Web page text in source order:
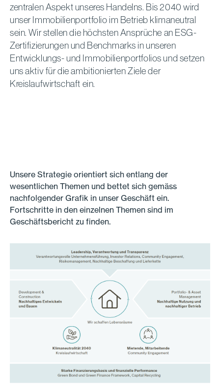
zentralen Aspekt unseres Handelns. Bis 2040 wird
unser Immobilienportfolio im Betrieb klimaneutral
sein. Wir stellen die höchsten Ansprüche an ESG-
Zertifizierungen und Benchmarks in unseren
Entwicklungs- und Immobilienportfolios und setzen
uns aktiv für die ambitionierten Ziele der
Kreislaufwirtschaft ein.
Unsere Strategie orientiert sich entlang der
wesentlichen Themen und bettet sich gemäss
nachfolgender Grafik in unser Geschäft ein.
Fortschritte in den einzelnen Themen sind im
Geschäftsbericht zu finden.